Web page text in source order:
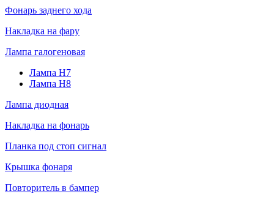
Фонарь заднего хода
Накладка на фару
Лампа галогеновая
Лампа H7
Лампа H8
Лампа диодная
Накладка на фонарь
Планка под стоп сигнал
Крышка фонаря
Повторитель в бампер